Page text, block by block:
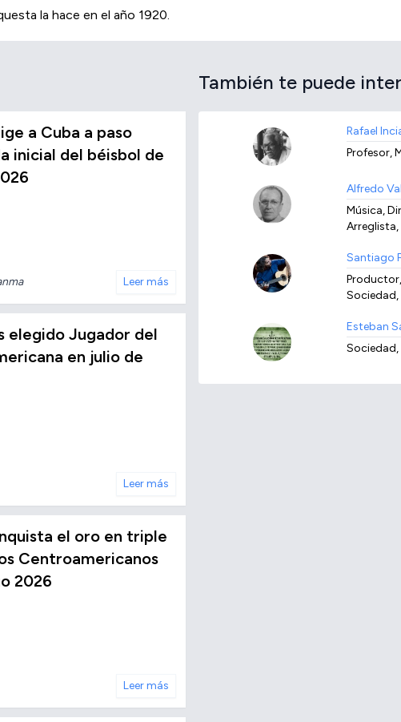
la hace en el año 1920.
a Cuba a paso
inicial del béisbol de
Leer más
elegido Jugador del
en julio de
Leer más
el oro en triple
Centroamericanos
2026
Leer más
También te puede
Rafael
Profesor,
Alfredo
Música,
Santiago
Sociedad,
Esteban
Sociedad,